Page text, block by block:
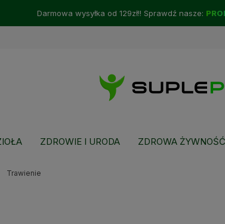
Darmowa wysyłka od 129zł!! Sprawdź nasze:
ZDROWIE I URODA ZDROWA ŻYWNOŚĆ
Trawienie